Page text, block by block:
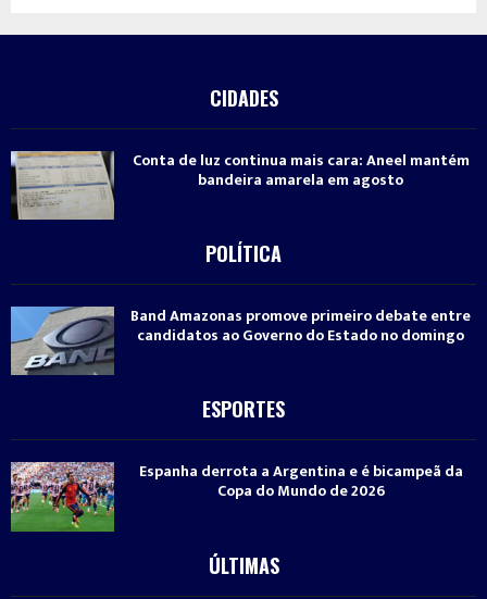
CIDADES
Conta de luz continua mais cara: Aneel mantém
bandeira amarela em agosto
POLÍTICA
Band Amazonas promove primeiro debate entre
candidatos ao Governo do Estado no domingo
ESPORTES
Espanha derrota a Argentina e é bicampeã da
Copa do Mundo de 2026
ÚLTIMAS